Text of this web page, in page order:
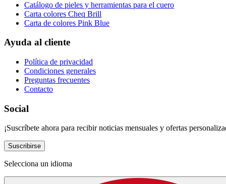
Catálogo de pieles y herramientas para el cuero
Carta colores Cheq Brill
Carta de colores Pink Blue
Ayuda al cliente
Política de privacidad
Condiciones generales
Preguntas frecuentes
Contacto
Social
¡Suscríbete ahora para recibir noticias mensuales y ofertas
Suscribirse
Selecciona un idioma